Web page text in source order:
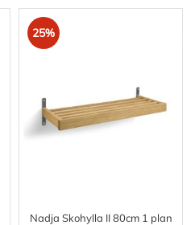
25%
Nadja Skohylla II 80cm 1 plan